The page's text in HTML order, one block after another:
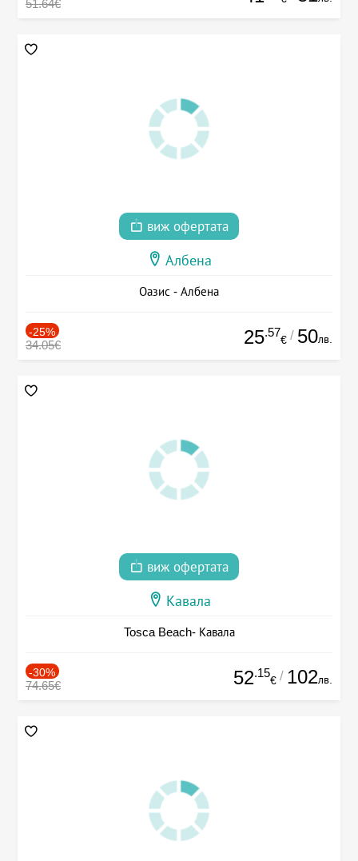
51.64€
виж офертата
Албена
Оазис - Албена
-25%
34.05€ 25.57
€ / 50лв.
виж офертата
Кавала
Tosca Beach- Кавала
-30%
74.65€ 52.15
€ / 102лв.